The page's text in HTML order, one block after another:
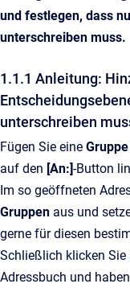
und festlegen, dass
unterschreiben muss.
1.1.1 Anleitung:
unterschreiben
Fügen Sie eine Gruppe
auf den [An:]-Button
Im so geöffneten
Gruppen aus und
gerne für diesen
Schließlich klicken Sie
Adressbuch und